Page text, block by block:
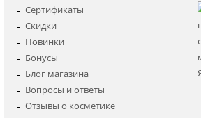
Для глаз
Для тела
Наборы
Детская
Сертификаты
Скидки
Новинки
Бонусы
Блог магазина
Вопросы и ответы
Отзывы о косметике